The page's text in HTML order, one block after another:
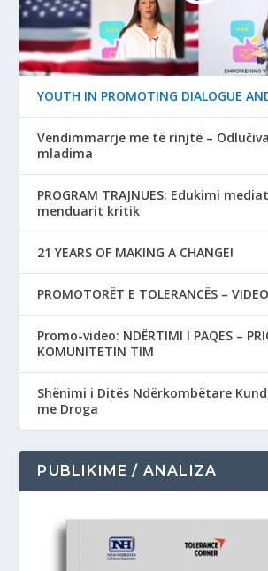
YOUTH IN PROMOTING DIALOGUE
Vendimmarrje me të rinjtë –
mladima
PROGRAM TRAJNUES: Edukimi
menduarit kritik
21 YEARS OF MAKING A CHANGE!
PROMOTORËT E TOLERANCËS – VIDEO
Promo-video: NDËRTIMI I PAQES –
KOMUNITETIN TIM
Shënimi i Ditës Ndërkombëtare
me Droga
PUBLIKIME / ANALIZA